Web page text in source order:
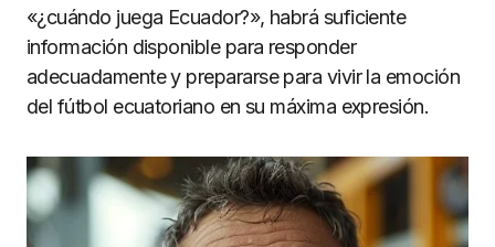
«¿cuándo juega Ecuador?», habrá suficiente
información disponible para responder
adecuadamente y prepararse para vivir la emoción
del fútbol ecuatoriano en su máxima expresión.